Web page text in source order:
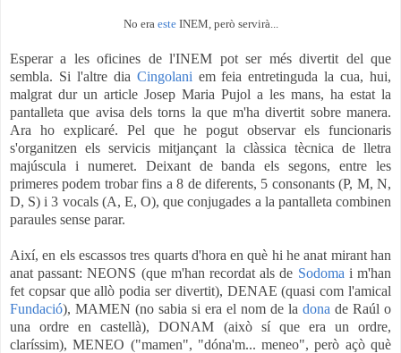
No era esteINEM, però servirà...
Esperar a les oficines de l'INEM pot ser més divertit del que
sembla. Si l'altre dia Cingolani em feia entretinguda la cua, hui,
malgrat dur un article Josep Maria Pujol a les mans, ha estat la
pantalleta que avisa dels torns la que m'ha divertit sobre manera.
Ara ho explicaré. Pel que he pogut observar els funcionaris
s'organitzen els servicis mitjançant la clàssica tècnica de lletra
majúscula i numeret. Deixant de banda els segons, entre les
primeres podem trobar fins a 8 de diferents, 5 consonants (P, M, N,
D, S) i 3 vocals (A, E, O), que conjugades a la pantalleta combinen
paraules sense parar.
Així, en els escassos tres quarts d'hora en què hi he anat mirant han
anat passant: NEONS (que m'han recordat als de Sodoma i m'han
fet copsar que allò podia ser divertit), DENAE (quasi com l'amical
Fundació), MAMEN (no sabia si era el nom de la dona de Raúl o
una ordre en castellà), DONAM (això sí que era un ordre,
claríssim), MENEO ("mamen", "dóna'm... meneo", però açò què